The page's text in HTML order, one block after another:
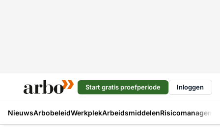
Start gratis proefperiode Inloggen
NieuwsArbobeleidWerkplekArbeidsmiddelen